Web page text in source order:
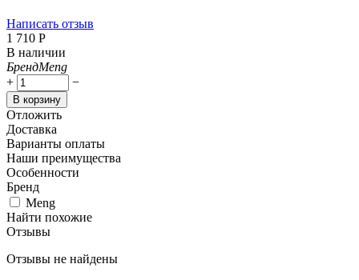
Написать отзыв
1 710 Р
В наличии
БрендMeng
+
−
В корзину
Отложить
Доставка
Варианты оплаты
Наши преимущества
Особенности
Бренд
Meng
Найти похожие
Отзывы
Отзывы не найдены